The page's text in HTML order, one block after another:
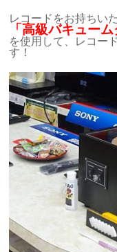
レコードをお持ちい
「高級バキュー
を使用して、レコー
す！